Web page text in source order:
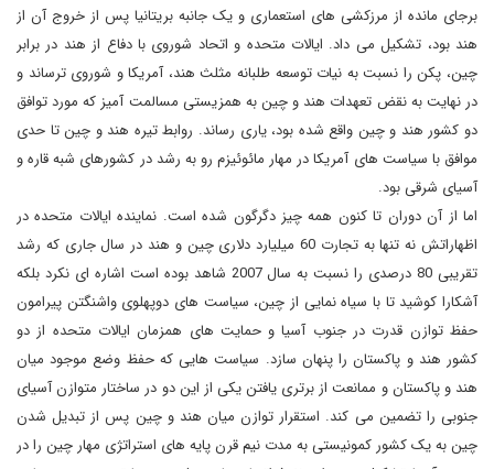
برجای مانده از مرزکشی های استعماری و یک جانبه بریتانیا پس از خروج آن از
هند بود، تشکیل می داد. ایالات متحده و اتحاد شوروی با دفاع از هند در برابر
چین، پکن را نسبت به نیات توسعه طلبانه مثلث هند، آمریکا و شوروی ترساند و
در نهایت به نقض تعهدات هند و چین به همزیستی مسالمت آمیز که مورد توافق
دو کشور هند و چین واقع شده بود، یاری رساند. روابط تیره هند و چین تا حدی
موافق با سیاست های آمریکا در مهار مائوئیزم رو به رشد در کشورهای شبه قاره و
آسیای شرقی بود.
اما از آن دوران تا کنون همه چیز دگرگون شده است. نماینده ایالات متحده در
اظهاراتش نه تنها به تجارت 60 میلیارد دلاری چین و هند در سال جاری که رشد
تقریبی 80 درصدی را نسبت به سال 2007 شاهد بوده است اشاره ای نکرد بلکه
آشکارا کوشید تا با سیاه نمایی از چین، سیاست های دوپهلوی واشنگتن پیرامون
حفظ توازن قدرت در جنوب آسیا و حمایت های همزمان ایالات متحده از دو
کشور هند و پاکستان را پنهان سازد. سیاست هایی که حفظ وضع موجود میان
هند و پاکستان و ممانعت از برتری یافتن یکی از این دو در ساختار متوازن آسیای
جنوبی را تضمین می کند. استقرار توازن میان هند و چین پس از تبدیل شدن
چین به یک کشور کمونیستی به مدت نیم قرن پایه های استراتژی مهار چین را در